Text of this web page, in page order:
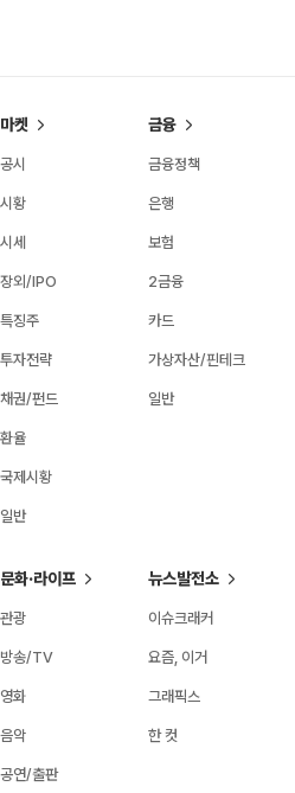
마켓
공시
시황
시세
장외/IPO
특징주
투자전략
채권/펀드
환율
국제시황
일반
금융
금융정책
은행
보험
2금융
카드
가상자산/핀테크
일반
문화·라이프
관광
방송/TV
영화
음악
공연/출판
뉴스발전소
이슈크래커
요즘, 이거
그래픽스
한 컷